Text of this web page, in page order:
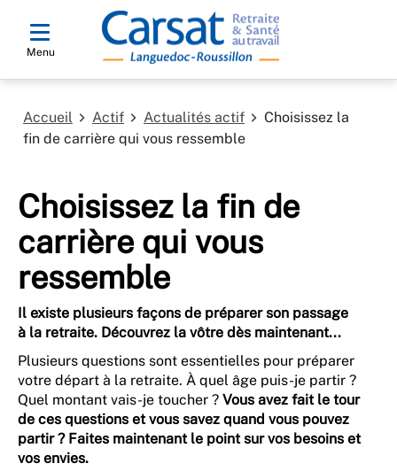
Menu
Accueil Actif Actualités actif
Choisissez la
fin de carrière qui vous ressemble
Choisissez la fin de
carrière qui vous
ressemble
Il existe plusieurs façons de préparer son passage
à la retraite. Découvrez la vôtre dès maintenant...
Plusieurs questions sont essentielles pour préparer
votre départ à la retraite. À quel âge puis-je partir ?
Quel montant vais-je toucher ? Vous avez fait le tour
de ces questions et vous savez quand vous pouvez
partir ? Faites maintenant le point sur vos besoins et
vos envies.